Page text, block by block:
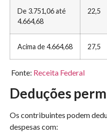
De 3.751,06 até
4.664,68
22,5
Acima de 4.664,68 27,5
Fonte: Receita Federal
Deduções
Os contribuintes podem
despesas com:​